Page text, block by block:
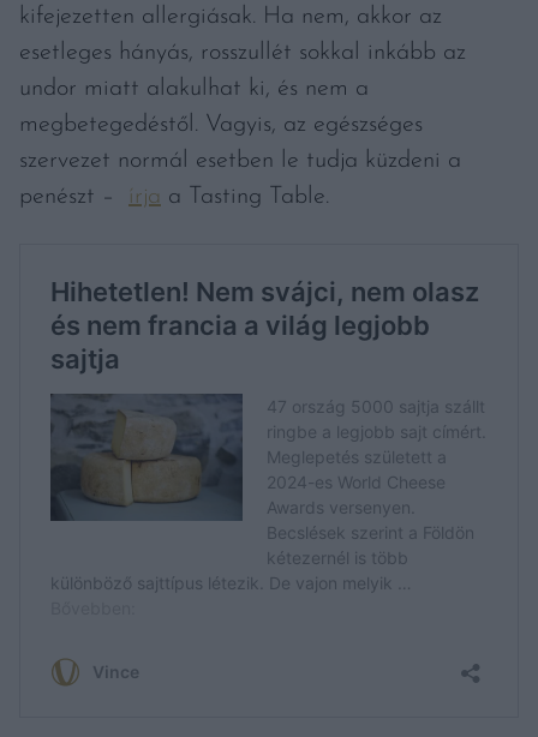
kifejezetten allergiásak. Ha nem, akkor az
esetleges hányás, rosszullét sokkal inkább az
undor miatt alakulhat ki, és nem a
megbetegedéstől. Vagyis, az egészséges
szervezet normál esetben le tudja küzdeni a
penészt – írja a Tasting Table.